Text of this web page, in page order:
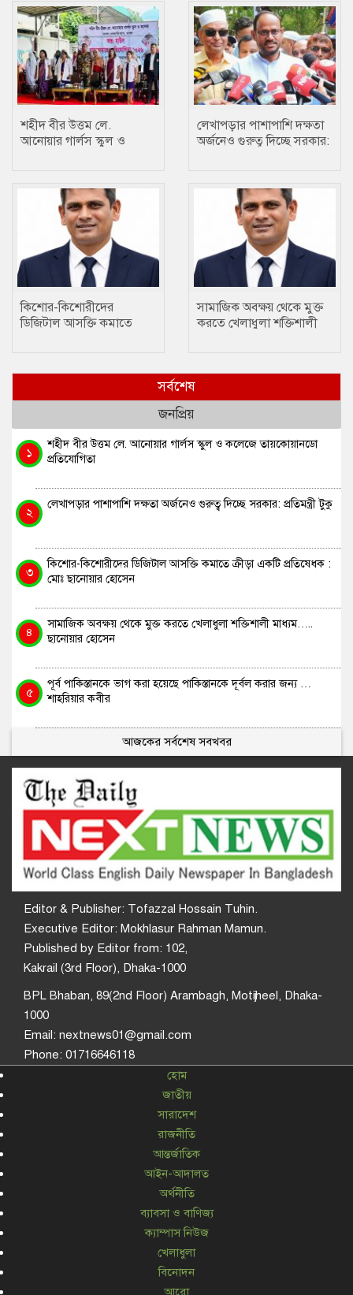
শহীদ বীর উত্তম লে.
আনোয়ার গার্লস স্কুল ও
লেখাপড়ার পাশাপাশি দক্ষতা
অর্জনেও গুরুত্ব দিচ্ছে সরকার:
কিশোর-কিশোরীদের
ডিজিটাল আসক্তি কমাতে
সামাজিক অবক্ষয় থেকে মুক্ত
করতে খেলাধুলা শক্তিশালী
সর্বশেষ
জনপ্রিয়
১
শহীদ বীর উত্তম লে. আনোয়ার গার্লস স্কুল ও কলেজে তায়কোয়ানডো
প্রতিযোগিতা
২
লেখাপড়ার পাশাপাশি দক্ষতা অর্জনেও গুরুত্ব দিচ্ছে সরকার: প্রতিমন্ত্রী টুকু
৩
কিশোর-কিশোরীদের ডিজিটাল আসক্তি কমাতে ক্রীড়া একটি প্রতিষেধক :
মোঃ ছানোয়ার হোসেন
৪
সামাজিক অবক্ষয় থেকে মুক্ত করতে খেলাধুলা শক্তিশালী মাধ্যম…..
ছানোয়ার হোসেন
৫
পূর্ব পাকিস্তানকে ভাগ করা হয়েছে পাকিস্তানকে দূর্বল করার জন্য …
শাহরিয়ার কবীর
আজকের সর্বশেষ সবখবর
Editor & Publisher: Tofazzal Hossain Tuhin.
Executive Editor: Mokhlasur Rahman Mamun.
Published by Editor from: 102,
Kakrail (3rd Floor), Dhaka-1000
BPL Bhaban, 89(2nd Floor) Arambagh, Motijheel, Dhaka-
1000
Email: nextnews01@gmail.com
Phone: 01716646118
হোম
জাতীয়
সারাদেশ
রাজনীতি
আন্তর্জাতিক
আইন-আদালত
অর্থনীতি
ব্যাবসা ও বাণিজ্য
ক্যাম্পাস নিউজ
খেলাধুলা
বিনোদন
আরো